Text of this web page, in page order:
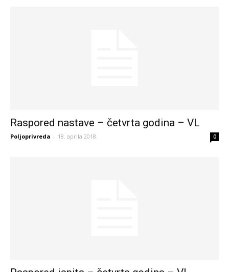
Raspored nastave – četvrta godina – VL
Poljoprivreda - 18. aprila 2018. 0